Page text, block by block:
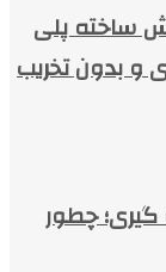
ساخته پلی
و بدون تخریب
گیری؛ چطور